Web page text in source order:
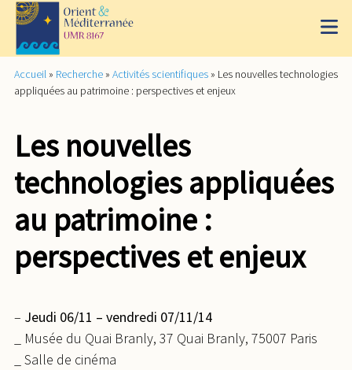
Accueil » Recherche » Activités scientifiques » Les nouvelles technologies
appliquées au patrimoine : perspectives et enjeux
Les nouvelles
technologies appliquées
au patrimoine :
perspectives et enjeux
– Jeudi 06/11 – vendredi 07/11/14
_ Musée du Quai Branly, 37 Quai Branly, 75007 Paris
_ Salle de cinéma